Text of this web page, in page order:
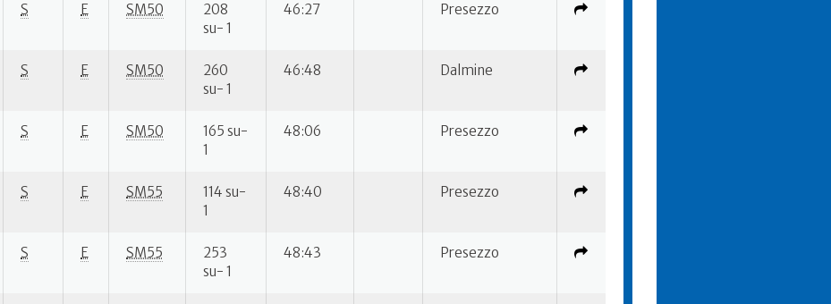
S E SM50
208
su- 1
46:27 Presezzo
S E SM50
260
su- 1
46:48 Dalmine
S E SM50
165 su-
1
48:06 Presezzo
S E SM55
114 su-
1
48:40 Presezzo
S E SM55
253
su- 1
48:43 Presezzo